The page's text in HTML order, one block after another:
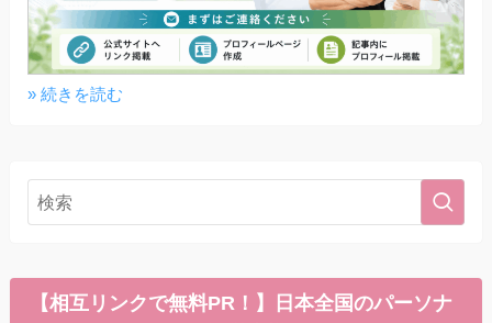
» 続きを読む
【相互リンクで無料PR！】日本全国のパーソナ